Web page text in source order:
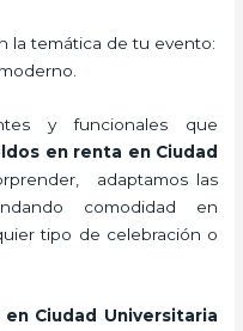
la temática de tu evento:
y funcionales que
en renta en Ciudad
adaptamos las
comodidad en
tipo de celebración o
en Ciudad Universitaria